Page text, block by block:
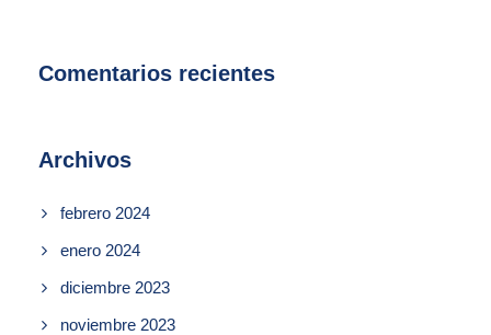
Comentarios recientes
Archivos
febrero 2024
enero 2024
diciembre 2023
noviembre 2023